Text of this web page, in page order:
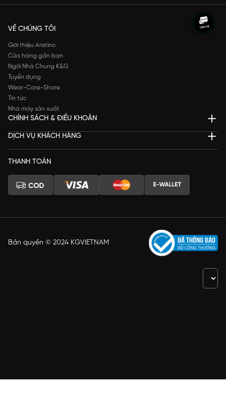
VỀ CHÚNG TÔI
Giới thiệu Aristino
Cửa hàng gần bạn
Ngôi Nhà Chung K&G
Tuyển dụng
Wear-Care-Share
Tin tức
Nhà máy sản xuất
CHÍNH SÁCH & ĐIỀU KHOẢN
DỊCH VỤ KHÁCH HÀNG
THANH TOÁN
Bản quyền © 2024 KGVIETNAM